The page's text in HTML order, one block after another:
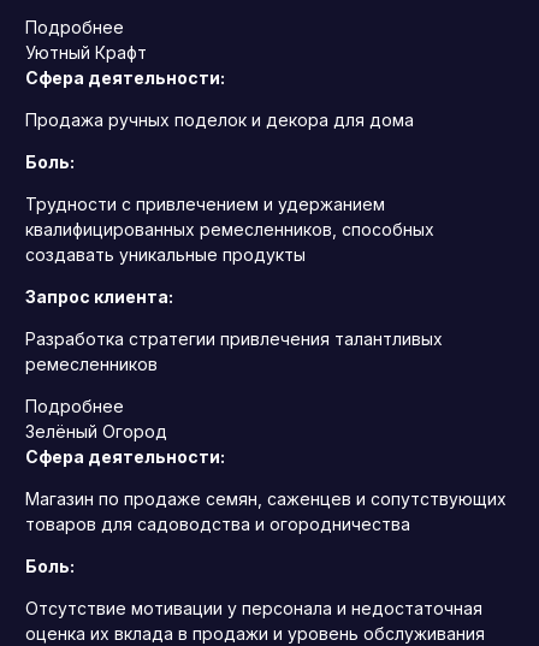
Подробнее
Уютный Крафт
Сфера деятельности:
Продажа ручных поделок и декора для дома
Боль:
Трудности с привлечением и удержанием
квалифицированных ремесленников, способных
создавать уникальные продукты
Запрос клиента:
Разработка стратегии привлечения талантливых
ремесленников
Подробнее
Зелёный Огород
Сфера деятельности:
Магазин по продаже семян, саженцев и сопутствующих
товаров для садоводства и огородничества
Боль:
Отсутствие мотивации у персонала и недостаточная
оценка их вклада в продажи и уровень обслуживания